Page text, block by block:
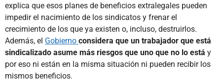
explica que esos planes de beneficios extralegales pueden
impedir el nacimiento de los sindicatos y frenar el
crecimiento de los que ya existen o, incluso, destruirlos.
Además, el Gobierno considera que un trabajador que está
sindicalizado asume más riesgos que uno que no lo está y
por eso ni están en la misma situación ni pueden recibir los
mismos beneficios.